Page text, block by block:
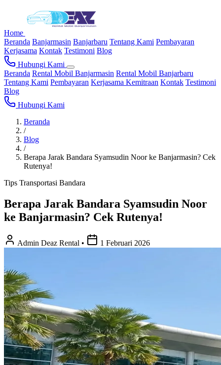
Home
Beranda Banjarmasin Banjarbaru Tentang Kami Pembayaran
Kerjasama Kontak Testimoni Blog
Hubungi Kami
Beranda Rental Mobil Banjarmasin Rental Mobil Banjarbaru
Tentang Kami Pembayaran Kerjasama Kemitraan Kontak Testimoni
Blog
Hubungi Kami
Beranda
/
Blog
/
Berapa Jarak Bandara Syamsudin Noor ke Banjarmasin? Cek
Rutenya!
Tips Transportasi Bandara
Berapa Jarak Bandara Syamsudin Noor
ke Banjarmasin? Cek Rutenya!
Admin Deaz Rental • 1 Februari 2026